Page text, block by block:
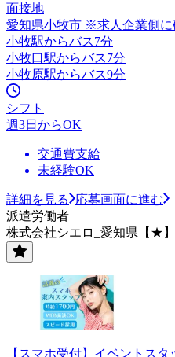
面接地
愛知県小牧市 ※求人企業側に
小牧駅からバス7分
小牧口駅からバス7分
小牧原駅からバス9分
シフト
週3日からOK
交通費支給
未経験OK
詳細を見る
応募画面に進む
派遣労働者
株式会社シエロ_愛知県【★
【スマホ受付】イベントス